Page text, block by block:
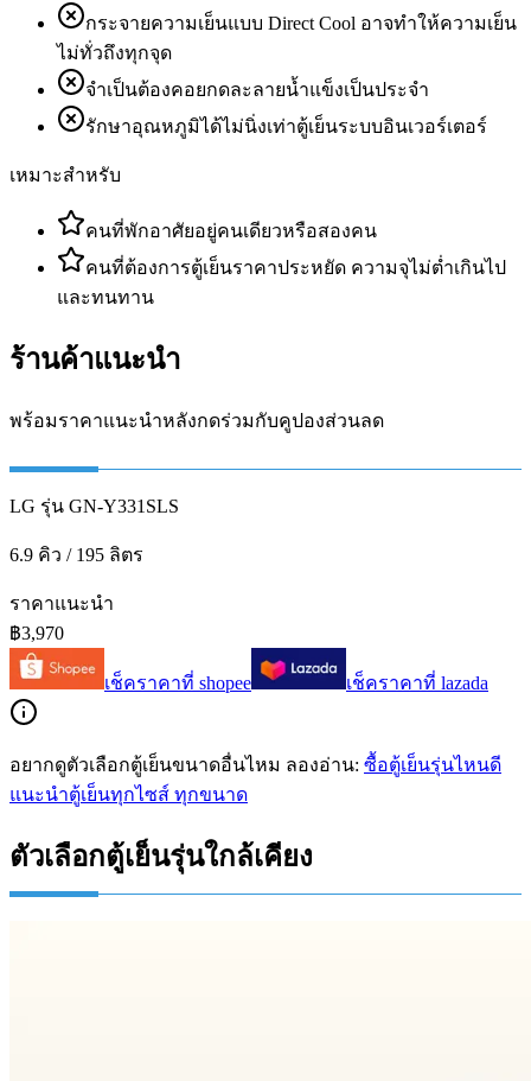
กระจายความเย็นแบบ Direct Cool อาจทำให้ความเย็น
ไม่ทั่วถึงทุกจุด
จำเป็นต้องคอยกดละลายน้ำแข็งเป็นประจำ
รักษาอุณหภูมิได้ไม่นิ่งเท่าตู้เย็นระบบอินเวอร์เตอร์
เหมาะสำหรับ
คนที่พักอาศัยอยู่คนเดียวหรือสองคน
คนที่ต้องการตู้เย็นราคาประหยัด ความจุไม่ต่ำเกินไป
และทนทาน
ร้านค้าแนะนำ
พร้อมราคาแนะนำหลังกดร่วมกับคูปองส่วนลด
LG รุ่น GN-Y331SLS
6.9 คิว / 195 ลิตร
ราคาแนะนำ
฿3,970
เช็คราคาที่ shopee เช็คราคาที่ lazada
อยากดูตัวเลือกตู้เย็นขนาดอื่นไหม ลองอ่าน: ซื้อตู้เย็นรุ่นไหนดี
แนะนำตู้เย็นทุกไซส์ ทุกขนาด
ตัวเลือกตู้เย็นรุ่นใกล้เคียง